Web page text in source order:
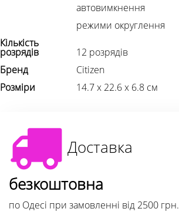
автовимкнення
режими округлення
Кількість
розрядів
12 розрядів
Бренд
Citizen
Розміри
14.7 х 22.6 х 6.8 см
Доставка
безкоштовна
по Одесі при замовленні від 2500 грн.